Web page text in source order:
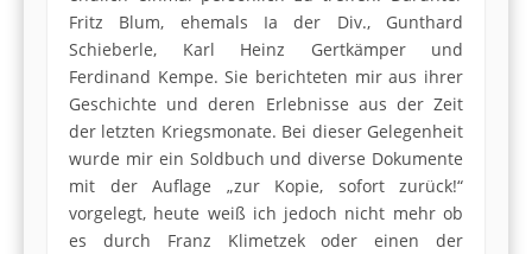
Fritz Blum, ehemals Ia der Div., Gunthard
Schieberle, Karl Heinz Gertkämper und
Ferdinand Kempe. Sie berichteten mir aus ihrer
Geschichte und deren Erlebnisse aus der Zeit
der letzten Kriegsmonate. Bei dieser Gelegenheit
wurde mir ein Soldbuch und diverse Dokumente
mit der Auflage „zur Kopie, sofort zurück!“
vorgelegt, heute weiß ich jedoch nicht mehr ob
es durch Franz Klimetzek oder einen der